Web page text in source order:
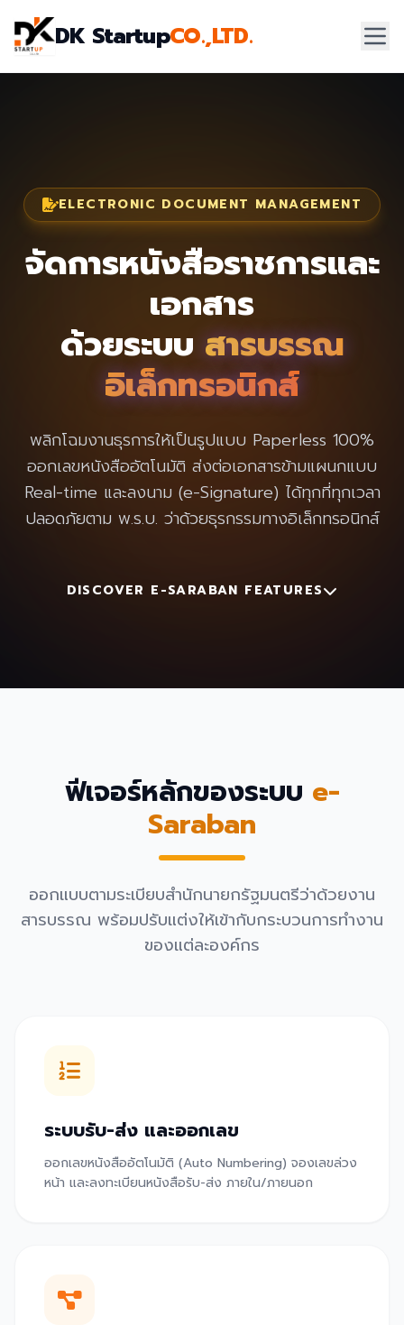
DK StartupCO.,LTD.
ELECTRONIC DOCUMENT MANAGEMENT
จัดการหนังสือราชการและ
เอกสาร
ด้วยระบบ สารบรรณ
อิเล็กทรอนิกส์
พลิกโฉมงานธุรการให้เป็นรูปแบบ Paperless 100%
ออกเลขหนังสืออัตโนมัติ ส่งต่อเอกสารข้ามแผนกแบบ
Real-time และลงนาม (e-Signature) ได้ทุกที่ทุกเวลา
ปลอดภัยตาม พ.ร.บ. ว่าด้วยธุรกรรมทางอิเล็กทรอนิกส์
DISCOVER E-SARABAN FEATURES
ฟีเจอร์หลักของระบบ e-
Saraban
ออกแบบตามระเบียบสำนักนายกรัฐมนตรีว่าด้วยงาน
สารบรรณ พร้อมปรับแต่งให้เข้ากับกระบวนการทำงาน
ของแต่ละองค์กร
ระบบรับ-ส่ง และออกเลข
ออกเลขหนังสืออัตโนมัติ (Auto Numbering) จองเลขล่วง
หน้า และลงทะเบียนหนังสือรับ-ส่ง ภายใน/ภายนอก